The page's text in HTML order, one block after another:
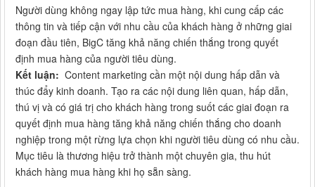
Người dùng không ngay lập tức mua hàng, khi cung cấp các
thông tin và tiếp cận với nhu cầu của khách hàng ở những giai
đoạn đầu tiên, BigC tăng khả năng chiến thắng trong quyết
định mua hàng của người tiêu dùng.
Kết luận: Content marketing cần một nội dung hấp dẫn và
thúc đẩy kinh doanh. Tạo ra các nội dung liên quan, hấp dẫn,
thú vị và có giá trị cho khách hàng trong suốt các giai đoạn ra
quyết định mua hàng tăng khả năng chiến thắng cho doanh
nghiệp trong một rừng lựa chọn khi người tiêu dùng có nhu cầu.
Mục tiêu là thương hiệu trở thành một chuyên gia, thu hút
khách hàng mua hàng khi họ sẵn sàng.